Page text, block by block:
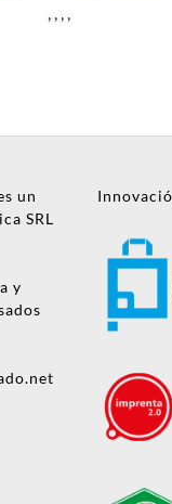
, , , ,
un
SRL
y